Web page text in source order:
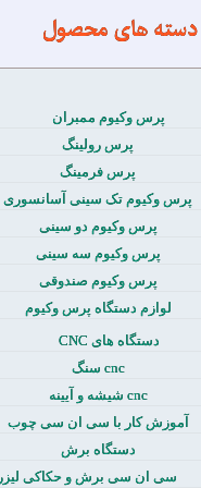
دسته های محصول
پرس وکیوم ممبران
پرس رولینگ
پرس فرمینگ
پرس وکیوم تک سینی آسانسوری
پرس وکیوم دو سینی
پرس وکیوم سه سینی
پرس وکیوم صندوقی
لوازم دستگاه پرس وکیوم
دستگاه های CNC
cnc سنگ
cnc شیشه و آیینه
آموزش کار با سی ان سی چوب
دستگاه برش
سی ان سی برش و حکاکی لیزر